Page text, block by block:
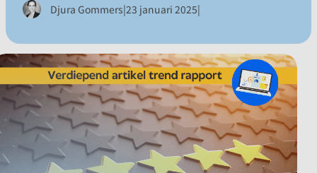
Djura Gommers|23 januari 2025|